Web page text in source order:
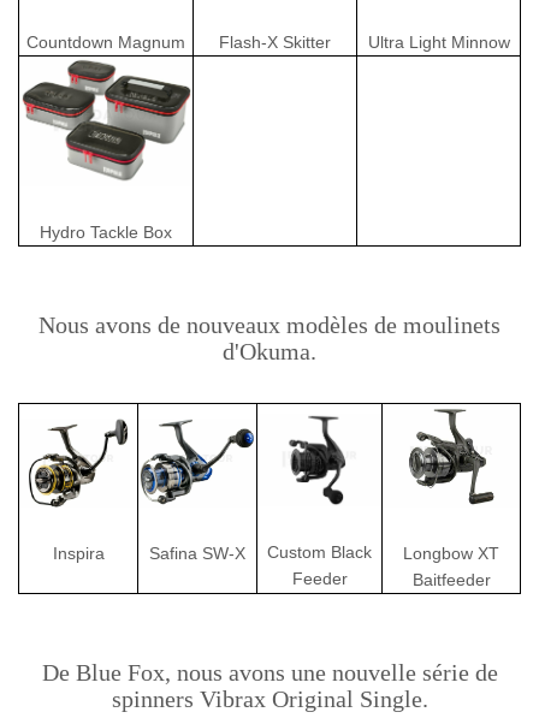
Countdown Magnum Flash-X Skitter Ultra Light Minnow
Hydro Tackle Box
Nous avons de nouveaux modèles de moulinets
d'Okuma.
Inspira Safina SW-X
Custom Black
Feeder
Longbow XT
Baitfeeder
De Blue Fox, nous avons une nouvelle série de
spinners Vibrax Original Single.